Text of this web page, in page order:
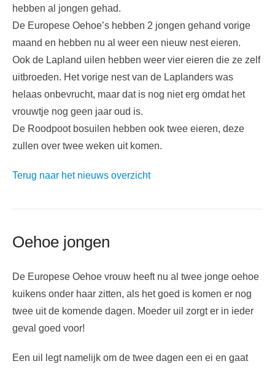
hebben al jongen gehad.
De Europese Oehoe’s hebben 2 jongen gehand vorige
maand en hebben nu al weer een nieuw nest eieren.
Ook de Lapland uilen hebben weer vier eieren die ze zelf
uitbroeden. Het vorige nest van de Laplanders was
helaas onbevrucht, maar dat is nog niet erg omdat het
vrouwtje nog geen jaar oud is.
De Roodpoot bosuilen hebben ook twee eieren, deze
zullen over twee weken uit komen.
Terug naar het nieuws overzicht
Oehoe jongen
De Europese Oehoe vrouw heeft nu al twee jonge oehoe
kuikens onder haar zitten, als het goed is komen er nog
twee uit de komende dagen. Moeder uil zorgt er in ieder
geval goed voor!
Een uil legt namelijk om de twee dagen een ei en gaat